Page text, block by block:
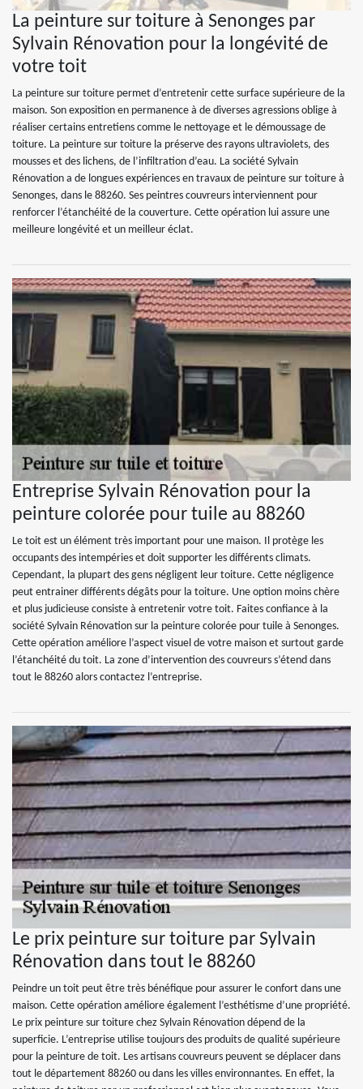
La peinture sur toiture à Senonges par
Sylvain Rénovation pour la longévité de
votre toit
La peinture sur toiture permet d’entretenir cette surface supérieure de la
maison. Son exposition en permanence à de diverses agressions oblige à
réaliser certains entretiens comme le nettoyage et le démoussage de
toiture. La peinture sur toiture la préserve des rayons ultraviolets, des
mousses et des lichens, de l’infiltration d’eau. La société Sylvain
Rénovation a de longues expériences en travaux de peinture sur toiture à
Senonges, dans le 88260. Ses peintres couvreurs interviennent pour
renforcer l’étanchéité de la couverture. Cette opération lui assure une
meilleure longévité et un meilleur éclat.
Entreprise Sylvain Rénovation pour la
peinture colorée pour tuile au 88260
Le toit est un élément très important pour une maison. Il protège les
occupants des intempéries et doit supporter les différents climats.
Cependant, la plupart des gens négligent leur toiture. Cette négligence
peut entrainer différents dégâts pour la toiture. Une option moins chère
et plus judicieuse consiste à entretenir votre toit. Faites confiance à la
société Sylvain Rénovation sur la peinture colorée pour tuile à Senonges.
Cette opération améliore l’aspect visuel de votre maison et surtout garde
l’étanchéité du toit. La zone d’intervention des couvreurs s’étend dans
tout le 88260 alors contactez l’entreprise.
Le prix peinture sur toiture par Sylvain
Rénovation dans tout le 88260
Peindre un toit peut être très bénéfique pour assurer le confort dans une
maison. Cette opération améliore également l’esthétisme d’une propriété.
Le prix peinture sur toiture chez Sylvain Rénovation dépend de la
superficie. L’entreprise utilise toujours des produits de qualité supérieure
pour la peinture de toit. Les artisans couvreurs peuvent se déplacer dans
tout le département 88260 ou dans les villes environnantes. En effet, la